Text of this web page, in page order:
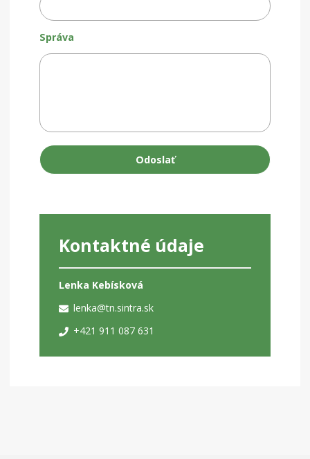
Správa
Odoslať
Kontaktné údaje
Lenka Kebísková
lenka@tn.sintra.sk
+421 911 087 631